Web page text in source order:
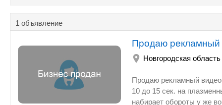
1 объявление
Продаю рекламный
Новгородская область
Продаю рекламный видео бизнес нового поколения !!
10 до 15 сек. на плазменных вертикальных видео стойках. Этот бизнес
набирает обороты у же во многих городах России . Бизнес полностью готов к работе !